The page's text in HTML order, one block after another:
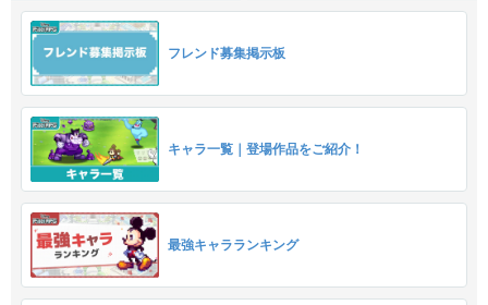
フレンド募集掲示板
キャラ一覧｜登場作品をご紹介！
最強キャラランキング